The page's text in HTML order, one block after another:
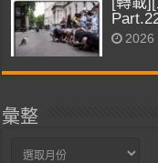
2026
彙整
彙